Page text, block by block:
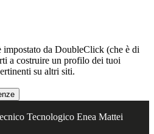
impostato da DoubleClick (che è di
a costruire un profilo dei tuoi
su altri siti.
Tecnologico Enea Mattei